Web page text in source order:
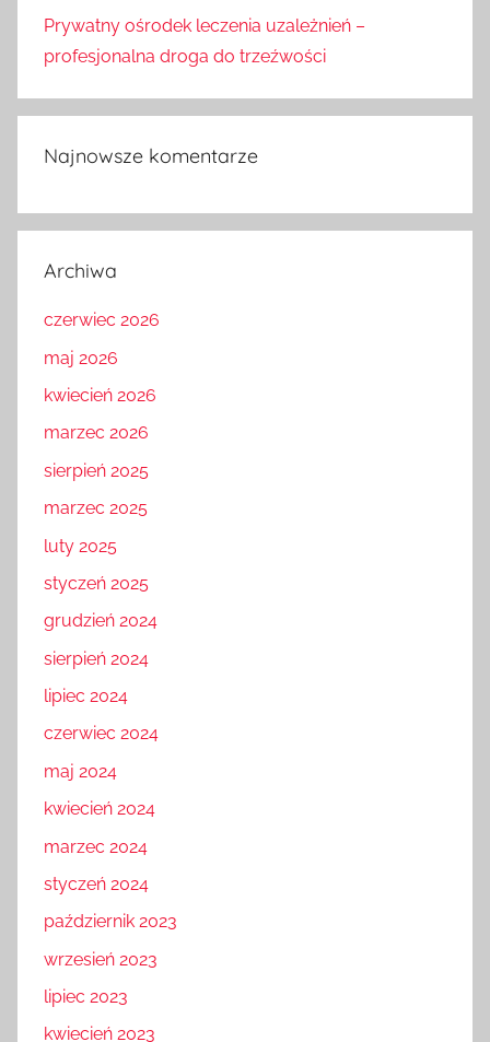
Prywatny ośrodek leczenia uzależnień –
profesjonalna droga do trzeźwości
Najnowsze komentarze
Archiwa
czerwiec 2026
maj 2026
kwiecień 2026
marzec 2026
sierpień 2025
marzec 2025
luty 2025
styczeń 2025
grudzień 2024
sierpień 2024
lipiec 2024
czerwiec 2024
maj 2024
kwiecień 2024
marzec 2024
styczeń 2024
październik 2023
wrzesień 2023
lipiec 2023
kwiecień 2023